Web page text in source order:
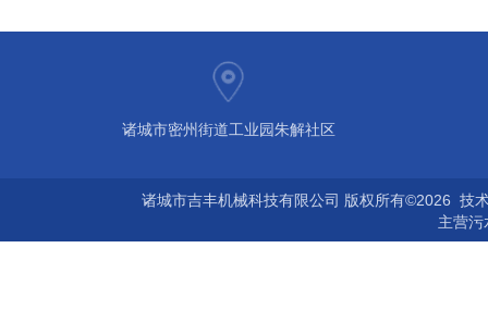
诸城市密州街道工业园朱解社区
诸城市吉丰机械科技有限公司 版权所有©2026 技
主营污